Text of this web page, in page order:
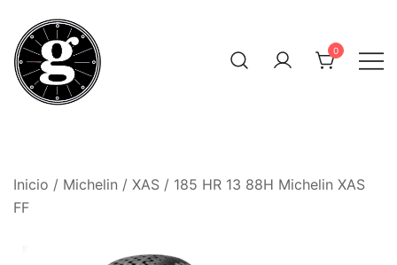
contenido
0
Inicio / Michelin / XAS / 185 HR 13 88H Michelin XAS
FF